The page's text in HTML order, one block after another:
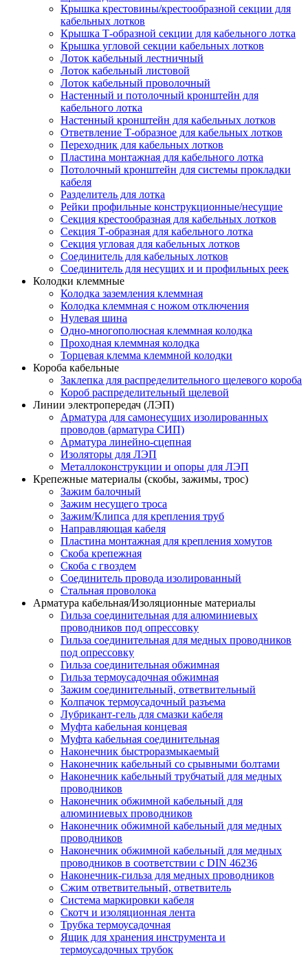
Крышка крестовины/крестообразной секции для
кабельных лотков
Крышка Т-образной секции для кабельного лотка
Крышка угловой секции кабельных лотков
Лоток кабельный лестничный
Лоток кабельный листовой
Лоток кабельный проволочный
Настенный и потолочный кронштейн для
кабельного лотка
Настенный кронштейн для кабельных лотков
Ответвление Т-образное для кабельных лотков
Переходник для кабельных лотков
Пластина монтажная для кабельного лотка
Потолочный кронштейн для системы прокладки
кабеля
Разделитель для лотка
Рейки профильные конструкционные/несущие
Секция крестообразная для кабельных лотков
Секция Т-образная для кабельного лотка
Секция угловая для кабельных лотков
Соединитель для кабельных лотков
Соединитель для несущих и и профильных реек
Колодки клеммные
Колодка заземления клеммная
Колодка клеммная с ножом отключения
Нулевая шина
Одно-многополюсная клеммная колодка
Проходная клеммная колодка
Торцевая клемма клеммной колодки
Короба кабельные
Заклепка для распределительного щелевого короба
Короб распределительный щелевой
Линии электропередач (ЛЭП)
Арматура для самонесущих изолированных
проводов (арматура СИП)
Арматура линейно-сцепная
Изоляторы для ЛЭП
Металлоконструкции и опоры для ЛЭП
Крепежные материалы (скобы, зажимы, трос)
Зажим балочный
Зажим несущего троса
Зажим/Клипса для крепления труб
Направляющая кабеля
Пластина монтажная для крепления хомутов
Скоба крепежная
Скоба с гвоздем
Соединитель провода изолированный
Стальная проволока
Арматура кабельная/Изоляционные материалы
Гильза соединительная для алюминиевых
проводников под опрессовку
Гильза соединительная для медных проводников
под опрессовку
Гильза соединительная обжимная
Гильза термоусадочная обжимная
Зажим соединительный, ответвительный
Колпачок термоусадочный разъема
Лубрикант-гель для смазки кабеля
Муфта кабельная концевая
Муфта кабельная соединительная
Наконечник быстроразмыкаемый
Наконечник кабельный со срывными болтами
Наконечник кабельный трубчатый для медных
проводников
Наконечник обжимной кабельный для
алюминиевых проводников
Наконечник обжимной кабельный для медных
проводников
Наконечник обжимной кабельный для медных
проводников в соответствии с DIN 46236
Наконечник-гильза для медных проводников
Сжим ответвительный, ответвитель
Система маркировки кабеля
Скотч и изоляционная лента
Трубка термоусадочная
Ящик для хранения инструмента и
термоусадочных трубок